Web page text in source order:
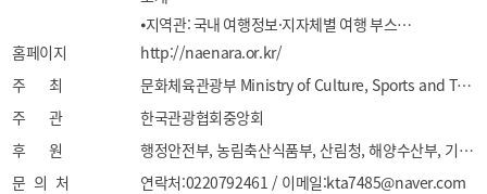
⦁지역관: 국내 여행정보·지자체별 여행 부스
⦁특별관: 다양한 레저·체험 중심의 관광 분야 협력
⦁여행상품관: 온라인 연계 여행상품 판매 독려 등
⦁야외행사(마곡광장): 지역특산품 판매존 및 프리마켓,
홈페이지
http://naenara.or.kr/
주 최
문화체육관광부 Ministry of Culture, Sports and Tourism
주 관
한국관광협회중앙회
후 원
행정안전부, 농림축산식품부, 산림청, 해양수산부, 기후에너지환경부, 국가유산청, 서울특별시, 한국관광공사, 강서구청
문 의 처
연락처:0220792461 / 이메일:kta7485@naver.com